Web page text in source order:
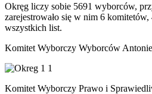
Okręg liczy sobie 5691 wyborców,
zarejestrowało się w nim 6
wszystkich list.
Komitet Wyborczy Wyborców
Komitet Wyborczy Prawo i